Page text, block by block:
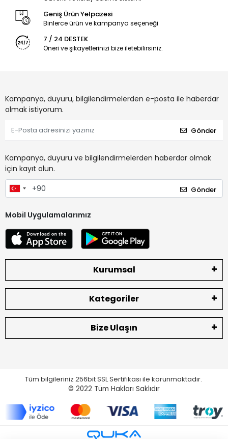
Geniş Ürün Yelpazesi
Binlerce ürün ve kampanya seçeneği
7 / 24 DESTEK
Öneri ve şikayetlerinizi bize iletebilirsiniz.
Kampanya, duyuru, bilgilendirmelerden e-posta ile haberdar
olmak istiyorum.
Gönder
Kampanya, duyuru ve bilgilendirmelerden haberdar olmak
için kayıt olun.
Gönder
Mobil Uygulamalarımız
Kurumsal
Kategoriler
Bize Ulaşın
Tüm bilgileriniz 256bit SSL Sertifikası ile korunmaktadır.
© 2022 Tüm Hakları Saklıdır